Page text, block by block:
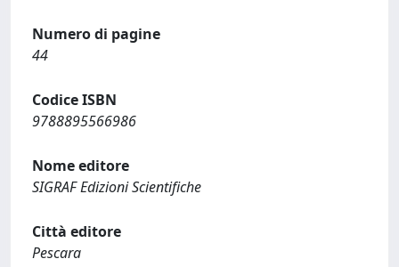
Numero di pagine
44
Codice ISBN
9788895566986
Nome editore
SIGRAF Edizioni Scientifiche
Città editore
Pescara